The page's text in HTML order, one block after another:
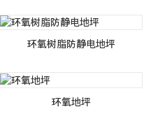
环氧树脂防静电地坪
环氧地坪